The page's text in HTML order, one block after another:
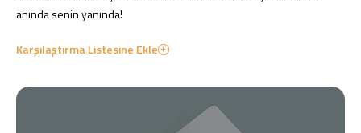
anında senin yanında!
Karşılaştırma Listesine Ekle